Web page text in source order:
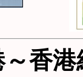
～香